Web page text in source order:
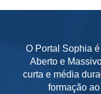
O Portal Sophia
Aberto e
curta e média
formação